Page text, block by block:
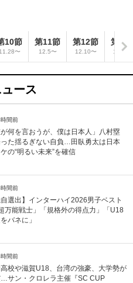
10節
11.28〜
第11節
12.5〜
第12節
12.10〜
第13
12.12
ース
間前
が何を言おうが、僕は日本人」八村塁
た揺るぎない自負…田臥勇太は日本
の“明るい未来”を確信
間前
自選出】インターハイ2026男子ベスト
万能戦士」「規格外の得点力」「U18
バネに」
間前
校や滋賀U18、台湾の強豪、大学勢が
サン・クロレラ主催『SC CUP